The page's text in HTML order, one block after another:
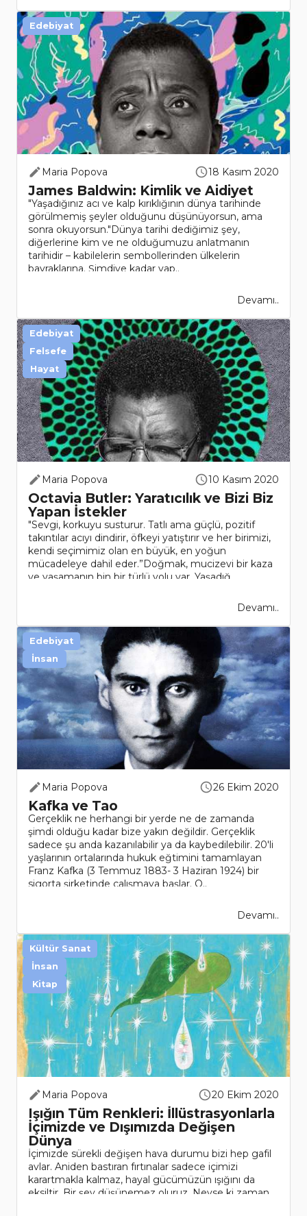
Maria Popova 18 Kasım 2020
James Baldwin: Kimlik ve Aidiyet
"Yaşadığınız acı ve kalp kırıklığının dünya tarihinde
görülmemiş şeyler olduğunu düşünüyorsun, ama
sonra okuyorsun."Dünya tarihi dediğimiz şey,
diğerlerine kim ve ne olduğumuzu anlatmanın
tarihidir – kabilelerin sembollerinden ülkelerin
bayraklarına. Şimdiye kadar yap..
Devamı..
Edebiyat
Maria Popova 10 Kasım 2020
Octavia Butler: Yaratıcılık ve Bizi Biz
Yapan İstekler
"Sevgi, korkuyu susturur. Tatlı ama güçlü, pozitif
takıntılar acıyı dindirir, öfkeyi yatıştırır ve her birimizi,
kendi seçimimiz olan en büyük, en yoğun
mücadeleye dahil eder.”Doğmak, mucizevi bir kaza
ve yaşamanın bin bir türlü yolu var. Yaşadığ..
Devamı..
Edebiyat
Felsefe
Hayat
Maria Popova 26 Ekim 2020
Kafka ve Tao
Gerçeklik ne herhangi bir yerde ne de zamanda
şimdi olduğu kadar bize yakın değildir. Gerçeklik
sadece şu anda kazanılabilir ya da kaybedilebilir. 20'li
yaşlarının ortalarında hukuk eğtimini tamamlayan
Franz Kafka (3 Temmuz 1883- 3 Haziran 1924) bir
sigorta şirketinde çalışmaya başlar. O..
Devamı..
Edebiyat
İnsan
Maria Popova 20 Ekim 2020
Işığın Tüm Renkleri: İllüstrasyonlarla
İçimizde ve Dışımızda Değişen
Dünya
İçimizde sürekli değişen hava durumu bizi hep gafil
avlar. Aniden bastıran fırtınalar sadece içimizi
karartmakla kalmaz, hayal gücümüzün ışığını da
eksiltir. Bir şey düşünemez oluruz. Neyse ki zaman
Kültür Sanat
İnsan
Kitap